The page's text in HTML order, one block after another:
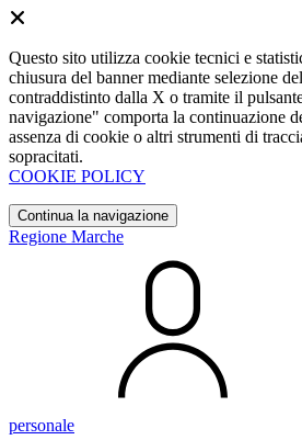
Questo sito utilizza cookie tecnici e
chiusura del banner mediante selezione
contraddistinto dalla X o tramite il
navigazione" comporta la continuazione
assenza di cookie o altri strumenti di
sopracitati.
COOKIE POLICY
Continua la navigazione
Regione Marche
personale